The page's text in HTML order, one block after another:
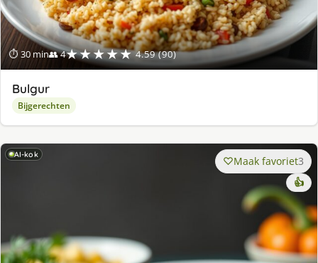
⏱ 30 min👥 4★★★★★ 4.59 (90)
Bulgur
Bijgerechten
AI-kok Maak favoriet3
👍